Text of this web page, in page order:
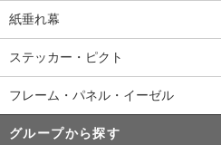
紙垂れ幕
ステッカー・ピクト
フレーム・パネル・イーゼル
グループから探す